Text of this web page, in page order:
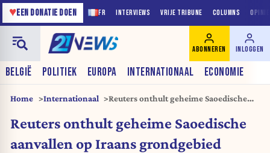
FR INTERVIEWS VRIJE TRIBUNE COLUMNS
♥EEN DONATIE DOEN
BELGIË POLITIEK EUROPA INTERNATIONAAL ECONOMIE
ABONNEREN INLOGGEN
Home Internationaal
Reuters onthult geheime Saoedische
Reuters onthult geheime Saoedische
aanvallen op Iraans grondgebied